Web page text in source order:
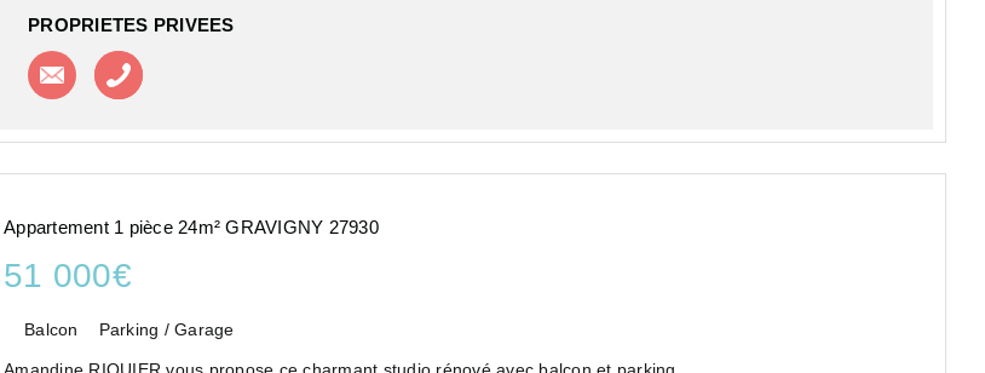
PROPRIETES PRIVEES
Contacter l'agence
Appartement 1 pièce 24m² GRAVIGNY 27930
51 000€
Balcon Parking / Garage